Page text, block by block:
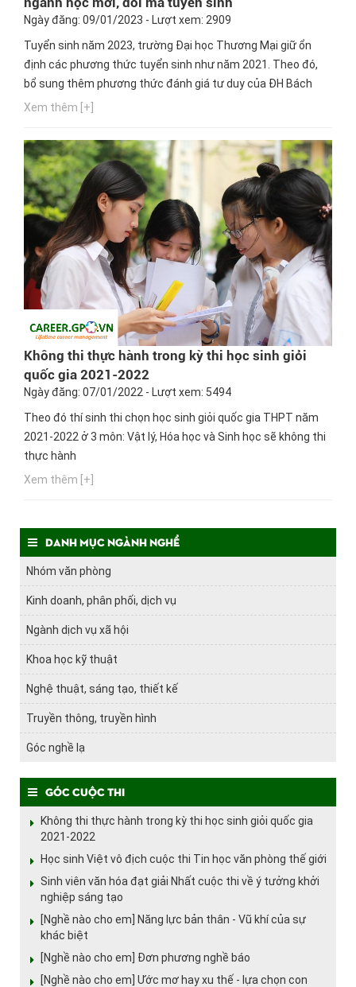
Ngày đăng: 09/01/2023 - Lượt xem: 2909
Tuyển sinh năm 2023, trường Đại học Thương Mại giữ ổn
định các phương thức tuyển sinh như năm 2021. Theo đó,
bổ sung thêm phương thức đánh giá tư duy của ĐH Bách
khoa Hà Nội để tăng cơ hội xét tuyển cho thí sinh.
Xem thêm [+]
Không thi thực hành trong kỳ thi học sinh giỏi
quốc gia 2021-2022
Ngày đăng: 07/01/2022 - Lượt xem: 5494
Theo đó thí sinh thi chọn học sinh giỏi quốc gia THPT năm
2021-2022 ở 3 môn: Vật lý, Hóa học và Sinh học sẽ không thi
thực hành
Xem thêm [+]
Danh mục ngành nghề
Nhóm văn phòng
Kinh doanh, phân phối, dịch vụ
Ngành dịch vụ xã hội
Khoa học kỹ thuật
Nghệ thuật, sáng tạo, thiết kế
Truyền thông, truyền hình
Góc nghề lạ
Góc cuộc thi
Không thi thực hành trong kỳ thi học sinh giỏi quốc gia
2021-2022
Học sinh Việt vô địch cuộc thi Tin học văn phòng thế giới
Sinh viên văn hóa đạt giải Nhất cuộc thi về ý tưởng khởi
nghiệp sáng tạo
[Nghề nào cho em] Năng lực bản thân - Vũ khí của sự
khác biệt
[Nghề nào cho em] Đơn phương nghề báo
[Nghề nào cho em] Ước mơ hay xu thế - lựa chọn con